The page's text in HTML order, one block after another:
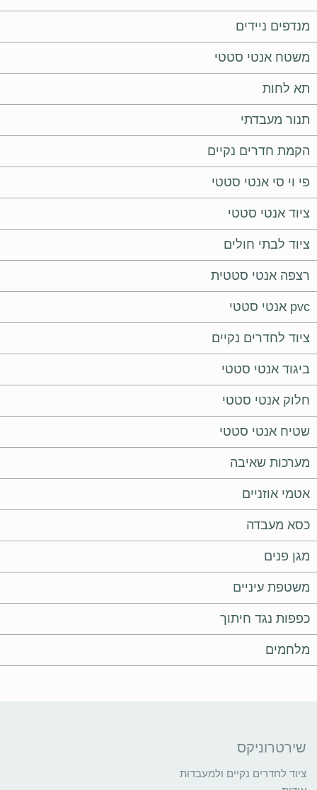
מנדפים ניידים
משטח אנטי סטטי
תא לחות
תנור מעבדתי
הקמת חדרים נקיים
פי וי סי אנטי סטטי
ציוד אנטי סטטי
ציוד לבתי חולים
רצפה אנטי סטטית
pvc אנטי סטטי
ציוד לחדרים נקיים
ביגוד אנטי סטטי
חלוק אנטי סטטי
שטיח אנטי סטטי
מערכות שאיבה
אטמי אוזניים
כסא מעבדה
מגן פנים
משטפת עיניים
כפפות נגד חיתוך
מלחמים
שירטרוניקס
ציוד לחדרים נקיים ולמעבדות